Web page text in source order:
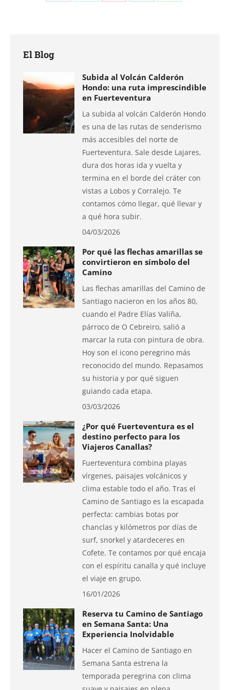
El Blog
Subida al Volcán Calderón
Hondo: una ruta imprescindible
en Fuerteventura
La subida al volcán Calderón Hondo
es una de las rutas de senderismo
más accesibles del norte de
Fuerteventura. Sale desde Lajares,
dura dos horas ida y vuelta y
termina en el borde del cráter con
vistas a Lobos y Corralejo. Te
contamos cómo llegar, qué llevar y
a qué hora subir.
04/03/2026
Por qué las flechas amarillas se
convirtieron en símbolo del
Camino
Las flechas amarillas del Camino de
Santiago nacieron en los años 80,
cuando el Padre Elías Valiña,
párroco de O Cebreiro, salió a
marcar la ruta con pintura de obra.
Hoy son el icono peregrino más
reconocido del mundo. Repasamos
su historia y por qué siguen
guiando cada etapa.
03/03/2026
¿Por qué Fuerteventura es el
destino perfecto para los
Viajeros Canallas?
Fuerteventura combina playas
vírgenes, paisajes volcánicos y
clima estable todo el año. Tras el
Camino de Santiago es la escapada
perfecta: cambias botas por
chanclas y kilómetros por días de
surf, snorkel y atardeceres en
Cofete. Te contamos por qué encaja
con el espíritu canalla y qué incluye
el viaje en grupo.
16/01/2026
Reserva tu Camino de Santiago
en Semana Santa: Una
Experiencia Inolvidable
Hacer el Camino de Santiago en
Semana Santa estrena la
temporada peregrina con clima